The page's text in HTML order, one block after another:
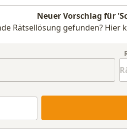
Neuer Vorschlag für
Rätsellösung gefunden?